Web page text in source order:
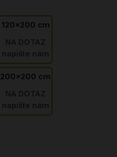
120x200 cm
NA DOTAZ
napište nám
200x200 cm
NA DOTAZ
napište nám